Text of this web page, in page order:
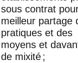
sous contrat
meilleur partage
pratiques et des
moyens et
de mixité;